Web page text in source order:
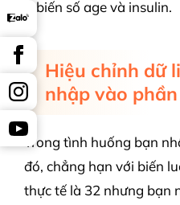
biến số age và insulin.
Hiệu chỉnh dữ
nhập vào
Trong tình huống bạn
đó, chẳng hạn với biến
thực tế là 32 nhưng bạn